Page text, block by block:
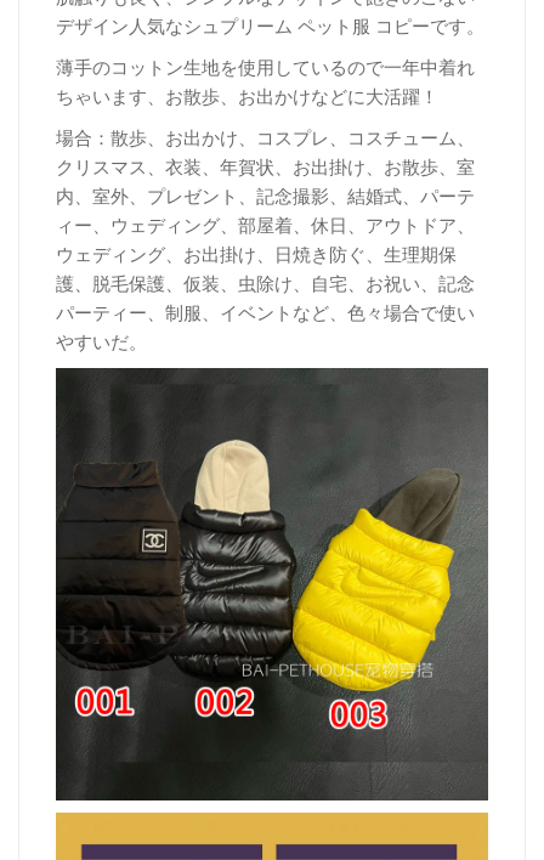
デザイン人気なシュプリーム ペット服 コピーです。
薄手のコットン生地を使用しているので一年中着れ
ちゃいます、お散歩、お出かけなどに大活躍！
場合：散歩、お出かけ、コスプレ、コスチューム、
クリスマス、衣装、年賀状、お出掛け、お散歩、室
内、室外、プレゼント、記念撮影、結婚式、パーテ
ィー、ウェディング、部屋着、休日、アウトドア、
ウェディング、お出掛け、日焼き防ぐ、生理期保
護、脱毛保護、仮装、虫除け、自宅、お祝い、記念
パーティー、制服、イベントなど、色々場合で使い
やすいだ。